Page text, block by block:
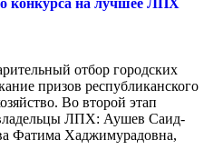
отбор городских
призов республиканского
Во второй этап
ЛПХ: Аушев Саид-
Фатима Хаджимурадовна,